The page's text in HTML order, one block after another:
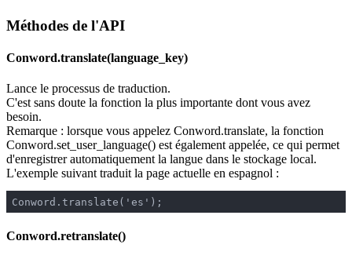
Méthodes de l'API
Conword.translate(language_key)
Lance le processus de traduction.
C'est sans doute la fonction la plus importante dont vous avez
besoin.
Remarque : lorsque vous appelez Conword.translate, la fonction
Conword.set_user_language() est également appelée, ce qui permet
d'enregistrer automatiquement la langue dans le stockage local.
L'exemple suivant traduit la page actuelle en espagnol :
Conword.translate('es');
Conword.retranslate()